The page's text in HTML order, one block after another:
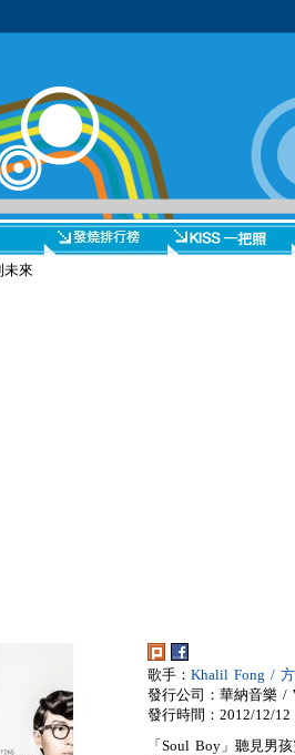
未來
歌手： Khalil Fong /
發行公司：華納音樂 /
發行時間：2012/12/12
「Soul Boy」聽見男